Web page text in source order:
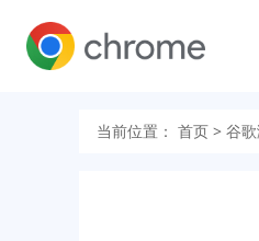
当前位置： 首页 > 谷